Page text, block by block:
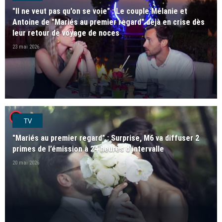
"Il ne veut pas qu'on se voie" : Le couple Mélanie et
Antoine de "Mariés au premier regard" déjà en crise dès
leur retour de voyage de noces
23 mai 2026
player2TV
"Mariés au premier regard" : Surprise, M6 va diffuser 2
primes de l’émission à 24 heures d'intervalle
20 mai 2026